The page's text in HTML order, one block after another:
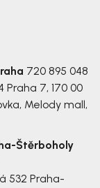
720 895 048
Praha 7, 170 00
Melody mall,
Štěrboholy
532 Praha-